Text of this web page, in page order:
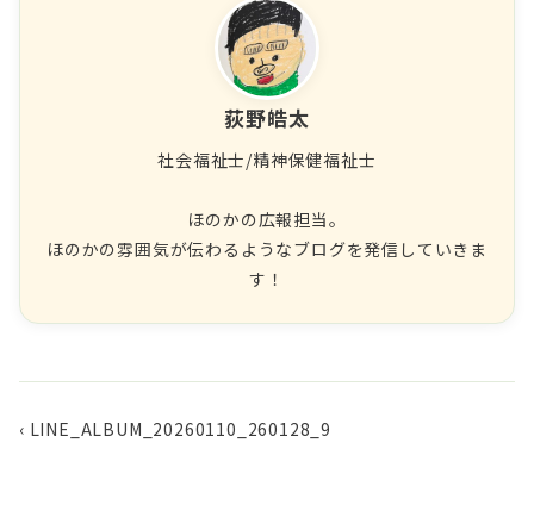
荻野皓太
社会福祉士/精神保健福祉士
ほのかの広報担当。
ほのかの雰囲気が伝わるようなブログを発信していきま
す！
‹ LINE_ALBUM_20260110_260128_9